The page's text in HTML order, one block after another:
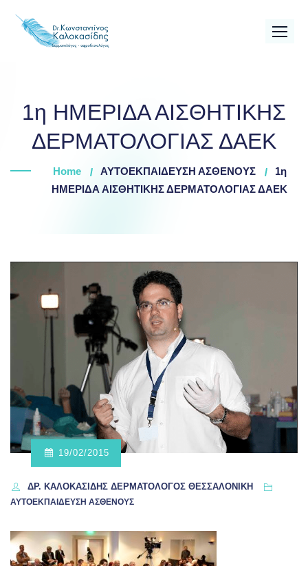
1η ΗΜΕΡΙΔΑ ΑΙΣΘΗΤΙΚΗΣ
ΔΕΡΜΑΤΟΛΟΓΙΑΣ ΔΑΕΚ
Home ΑΥΤΟΕΚΠΑΙΔΕΥΣΗ ΑΣΘΕΝΟΥΣ
1η
ΗΜΕΡΙΔΑ ΑΙΣΘΗΤΙΚΗΣ ΔΕΡΜΑΤΟΛΟΓΙΑΣ ΔΑΕΚ
19/02/2015
ΔΡ. ΚΑΛΟΚΑΣΊΔΗΣ ΔΕΡΜΑΤΟΛΌΓΟΣ ΘΕΣΣΑΛΟΝΊΚΗ
ΑΥΤΟΕΚΠΑΙΔΕΥΣΗ ΑΣΘΕΝΟΥΣ